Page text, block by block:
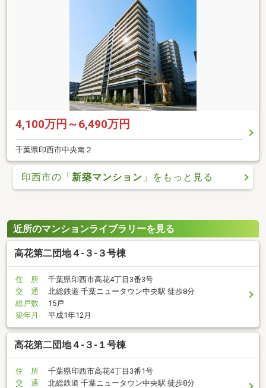
4,100万円～6,490万円
千葉県印西市中央南２
印西市の「 新築マンション 」をもっと見る
近所のマンションライブラリーを見る
高花第二団地４-３-３号棟
住 所
千葉県印西市高花4丁目3番3号
交 通
北総鉄道 千葉ニュータウン中央駅 徒歩8分
総戸数
15戸
築年月
平成1年12月
高花第二団地４-３-１号棟
住 所
千葉県印西市高花4丁目3番1号
交 通
北総鉄道 千葉ニュータウン中央駅 徒歩8分